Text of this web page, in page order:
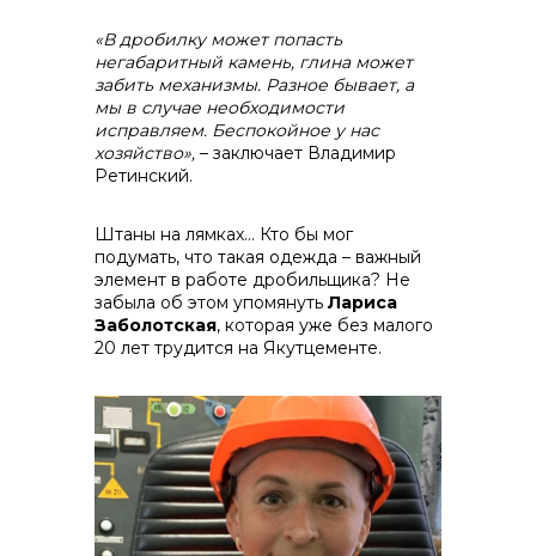
info@vostokcement.ru
«В дробилку может попасть
негабаритный камень, глина может
забить механизмы. Разное бывает, а
мы в случае необходимости
исправляем. Беспокойное у нас
хозяйство», – заключает Владимир
Ретинский.
Штаны на лямках… Кто бы мог
подумать, что такая одежда – важный
элемент в работе дробильщика? Не
забыла об этом упомянуть Лариса
Заболотская, которая уже без малого
20 лет трудится на Якутцементе.